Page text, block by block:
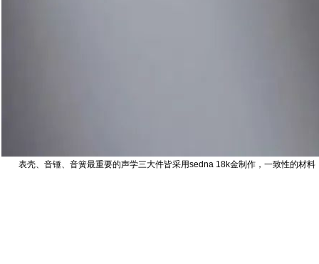
表壳、音锤、音簧最重要的声学三大件皆采用sedna 18k金制作‬，一致性的材料‬